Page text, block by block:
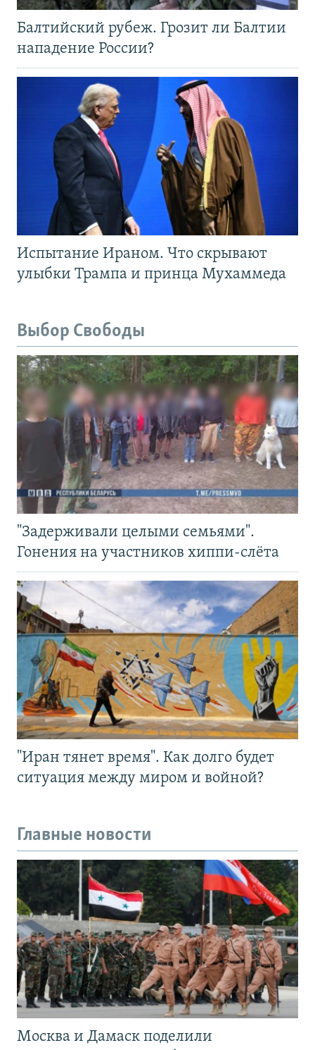
Балтийский рубеж. Грозит ли Балтии
нападение России?
Испытание Ираном. Что скрывают
улыбки Трампа и принца Мухаммеда
Выбор Свободы
"Задерживали целыми семьями".
Гонения на участников хиппи-слёта
"Иран тянет время". Как долго будет
ситуация между миром и войной?
Главные новости
Москва и Дамаск поделили